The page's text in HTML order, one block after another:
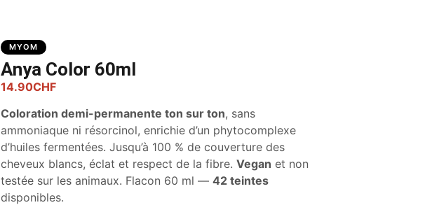
MYOM
Anya Color 60ml
14.90CHF
Coloration demi-permanente ton sur ton, sans
ammoniaque ni résorcinol, enrichie d’un phytocomplexe
d’huiles fermentées. Jusqu’à 100 % de couverture des
cheveux blancs, éclat et respect de la fibre. Vegan et non
testée sur les animaux. Flacon 60 ml — 42 teintes
disponibles.